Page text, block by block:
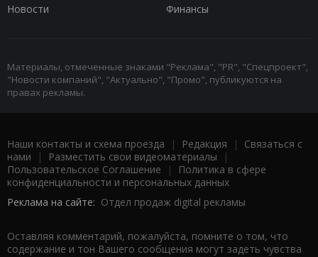
Новости
Финансы
Материалы, отмеченные знаками "Реклама", "PR", "Спецпроект",
"Новости компаний", "Актуально", "Промо", публикуются на
правах рекламы.
Наши контакты и схема проезда | Редакция | Связаться с
нами | Разместить свои видеоматериалы |
Пользовательское Соглашение |
Политика в сфере
конфиденциальности и персональных данных
Реклама на сайте: Отдел продаж digital рекламы
Оставляя комментарий, пожалуйста, помните о том, что
содержание и тон Вашего сообщения могут задеть чувства